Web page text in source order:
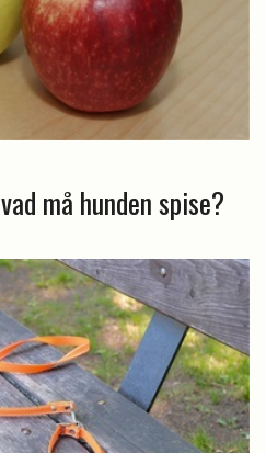
må hunden spise?